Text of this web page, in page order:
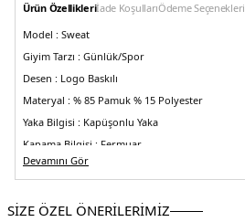
Ürün Özellikleriİade KoşullarıÖdeme Seçenekleri
Model : Sweat
Giyim Tarzı : Günlük/Spor
Desen : Logo Baskılı
Materyal : % 85 Pamuk % 15 Polyester
Yaka Bilgisi : Kapüşonlu Yaka
Kapama Bilgisi : Fermuar
Kol Bilgisi :Uzun Kol
Kalıp Bilgisi :Regular Fit
Devamını Gör
SİZE ÖZEL ÖNERİLERİMİZ